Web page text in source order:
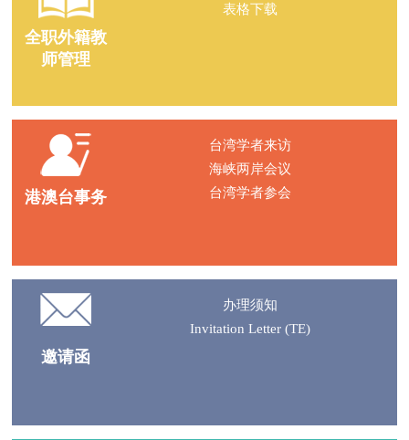
全职外籍教
师管理
表格下载
港澳台事务
台湾学者来访
海峡两岸会议
台湾学者参会
邀请函
办理须知
Invitation Letter (TE)